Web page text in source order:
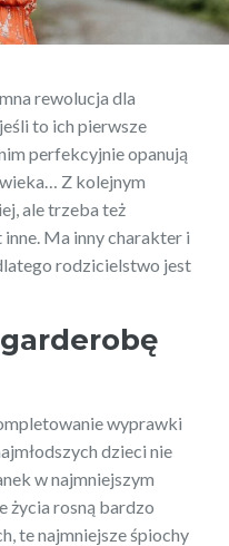
rewolucja dla
to ich pierwsze
perfekcyjnie opanują
Z kolejnym
ale trzeba też
Ma inny charakter i
rodzicielstwo jest
wyprawki
dzieci nie
w najmniejszym
życia rosną bardzo
te najmniejsze śpiochy